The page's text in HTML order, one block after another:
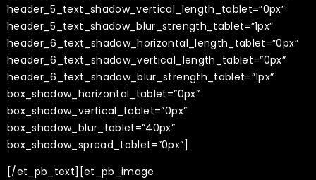
header_5_text_shadow_vertical_length_tablet=”0px”
header_5_text_shadow_blur_strength_tablet=”1px”
header_6_text_shadow_horizontal_length_tablet=”0px”
header_6_text_shadow_vertical_length_tablet=”0px”
header_6_text_shadow_blur_strength_tablet=”1px”
box_shadow_horizontal_tablet=”0px”
box_shadow_vertical_tablet=”0px”
box_shadow_blur_tablet=”40px”
box_shadow_spread_tablet=”0px”]
[/et_pb_text][et_pb_image